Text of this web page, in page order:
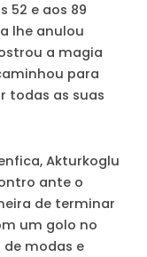
52 e aos 89
lhe anulou
a magia
para
todas as suas
Akturkoglu
ante o
de terminar
um golo no
modas e